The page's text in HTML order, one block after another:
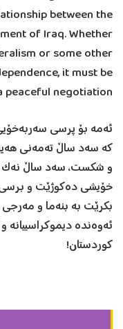
between the
of Iraq. Whether
or some other
it must be
negotiation”
ئەمە بۆ پرسی
کە سەد ساڵ تەمەنی
و شکست، سەد ساڵ نەک
خۆیشی دەکوژێت و
بکرێت بە بنەما و مەرجی
ئەوەندە ديموکراسیيانە
کوردستان!